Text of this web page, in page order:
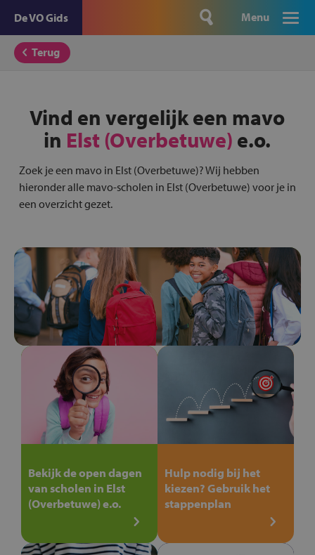
De VO Gids Menu
Terug
Vind en vergelijk een mavo
in Elst (Overbetuwe) e.o.
Zoek je een mavo in Elst (Overbetuwe)? Wij hebben
hieronder alle mavo-scholen in Elst (Overbetuwe) voor je in
een overzicht gezet.
Bekijk de open dagen
van scholen in Elst
(Overbetuwe) e.o.
Hulp nodig bij het
kiezen? Gebruik het
stappenplan